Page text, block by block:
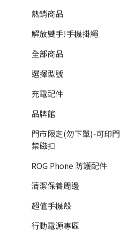
熱銷商品
解放雙手!手機掛繩
全部商品
選擇型號
充電配件
品牌館
門市限定(勿下單)-可印門
禁磁扣
ROG Phone 防護配件
清潔保養周邊
超值手機殼
行動電源專區